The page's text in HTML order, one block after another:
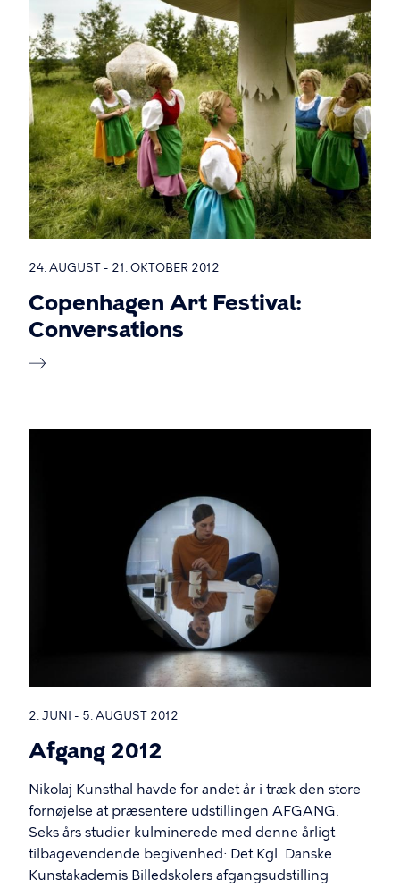
24. AUGUST - 21. OKTOBER 2012
Copenhagen Art Festival:
Conversations
2. JUNI - 5. AUGUST 2012
Afgang 2012
Nikolaj Kunsthal havde for andet år i træk den store
fornøjelse at præsentere udstillingen AFGANG.
Seks års studier kulminerede med denne årligt
tilbagevendende begivenhed: Det Kgl. Danske
Kunstakademis Billedskolers afgangsudstilling